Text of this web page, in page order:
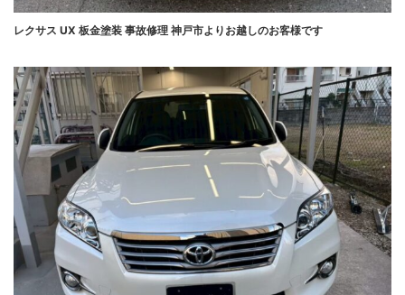
レクサス UX 板金塗装 事故修理 神戸市よりお越しのお客様です